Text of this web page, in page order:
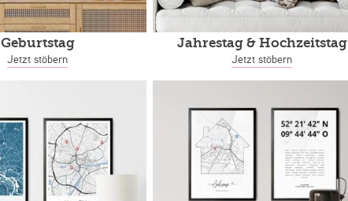
Geburtstag
Jetzt stöbern
Jahrestag& Hochzeitstag
Jetzt stöbern